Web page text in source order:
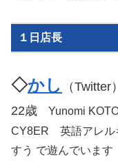
１日店長
◇かし
（Twitter）
22歳 Yunomi
CY8ER 英語アレ
すう で遊んでいま